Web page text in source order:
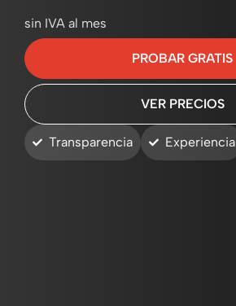
sin IVA al mes
PROBAR GRATIS
VER PRECIOS
Transparencia Experiencia